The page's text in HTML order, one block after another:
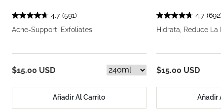
4.7 (591)
Acne-Support, Exfoliates
$15.00 USD
Añadir Al Carrito
4.7
Hidrata, Reduce La
$15.00 USD
Añadir